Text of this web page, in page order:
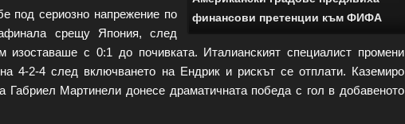
финансови претенции към ФИФА
под сериозно напрежение по
срещу Япония, след
изоставаше с 0:1 до почивката. Италианският специалист промени
4-2-4 след включването на Ендрик и рискът се отплати. Каземиро
Габриел Мартинели донесе драматичната победа с гол в добавеното